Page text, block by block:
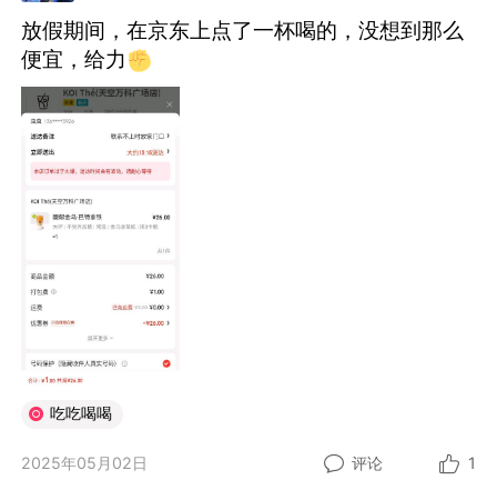
放假期间，在京东上点了一杯喝的，没想到那么
便宜，给力
吃吃喝喝
2025年05月02日 评论 1